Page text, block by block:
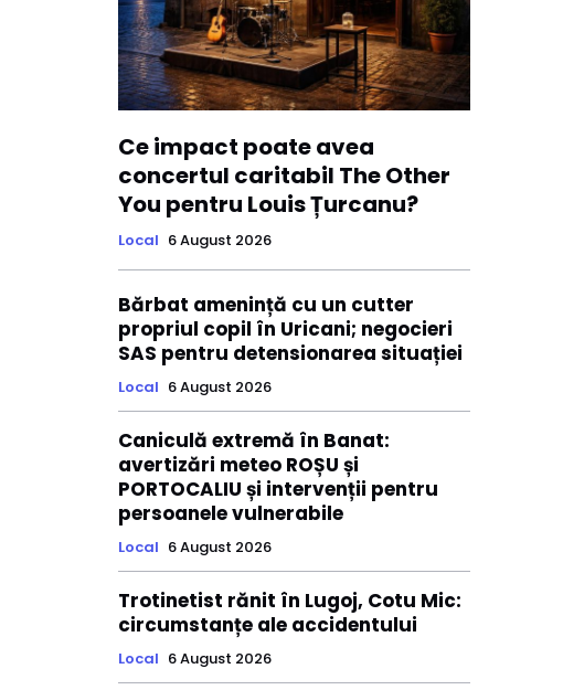
Ce impact poate avea
concertul caritabil The Other
You pentru Louis Țurcanu?
Local 6 August 2026
Bărbat amenință cu un cutter
propriul copil în Uricani; negocieri
SAS pentru detensionarea situației
Local 6 August 2026
Caniculă extremă în Banat:
avertizări meteo ROȘU și
PORTOCALIU și intervenții pentru
persoanele vulnerabile
Local 6 August 2026
Trotinetist rănit în Lugoj, Cotu Mic:
circumstanțe ale accidentului
Local 6 August 2026